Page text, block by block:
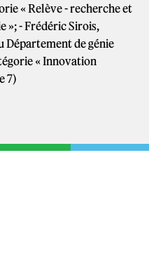
« Relève - recherche et
»; - Frédéric Sirois,
de génie
« Innovation
7)